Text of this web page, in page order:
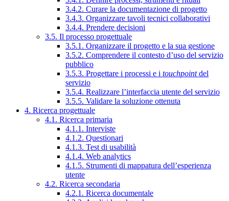
3.4.2. Curare la documentazione di progetto
3.4.3. Organizzare tavoli tecnici collaborativi
3.4.4. Prendere decisioni
3.5. Il processo progettuale
3.5.1. Organizzare il progetto e la sua gestione
3.5.2. Comprendere il contesto d’uso del servizio
pubblico
3.5.3. Progettare i processi e i touchpointdel
servizio
3.5.4. Realizzare l’interfaccia utente del servizio
3.5.5. Validare la soluzione ottenuta
4. Ricerca progettuale
4.1. Ricerca primaria
4.1.1. Interviste
4.1.2. Questionari
4.1.3. Test di usabilità
4.1.4. Web analytics
4.1.5. Strumenti di mappatura dell’esperienza
utente
4.2. Ricerca secondaria
4.2.1. Ricerca documentale